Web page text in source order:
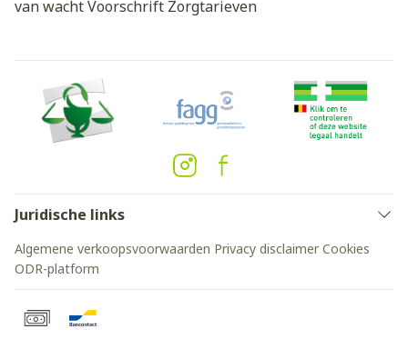
van wachtVoorschrift Zorgtarieven
Juridische links
Algemene verkoopsvoorwaarden Privacy disclaimer Cookies
ODR-platform